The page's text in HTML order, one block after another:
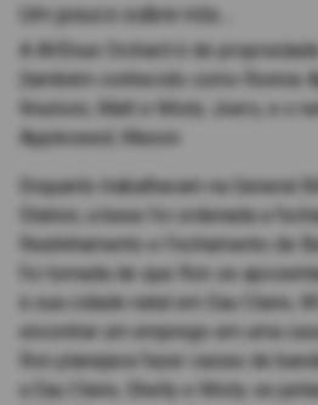
Um pouco sobre nós...
A AVEnue Orchard é de
(também conhecido como Ronnie
Knutson, Matt e Misty Joers, e o
Appleseed, Mason.
Enquanto trabalhavam na General
Station, a base foi ordenada a
Realinhamento e Fechamento de
foi tomada de que Ron se
à sua cidade natal em Eau Claire,
encontrar um emprego em uma
Ron planejava fazer caixas de
a Eau Claire, Shelly e Misty se